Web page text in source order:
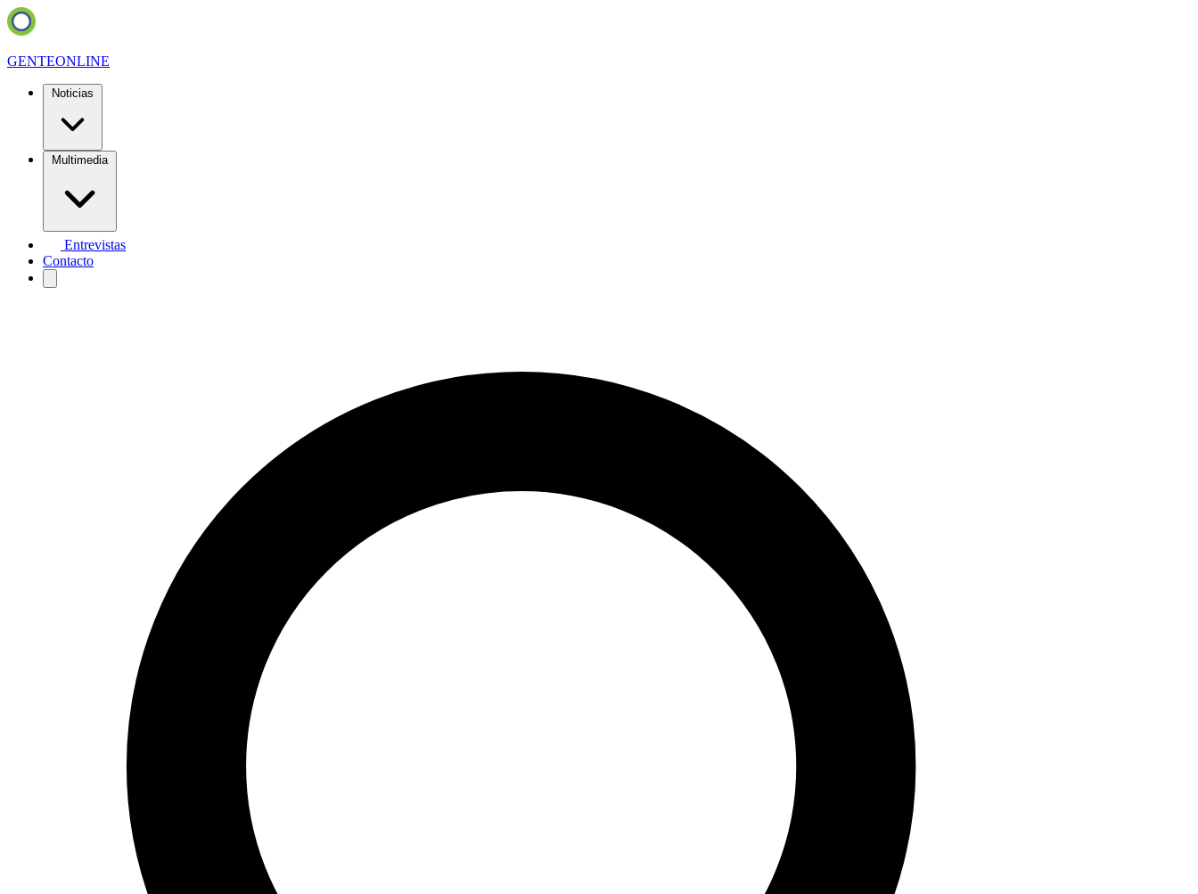
GENTEONLINE
Noticias
Multimedia
Entrevistas
Contacto